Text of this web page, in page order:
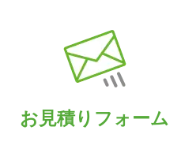
お見積りフォーム